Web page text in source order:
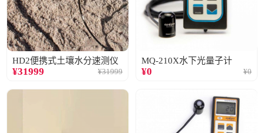
HD2便携式土壤水分速测仪
¥31999 ¥31999
MQ-210X水下光量子计
¥0 ¥0